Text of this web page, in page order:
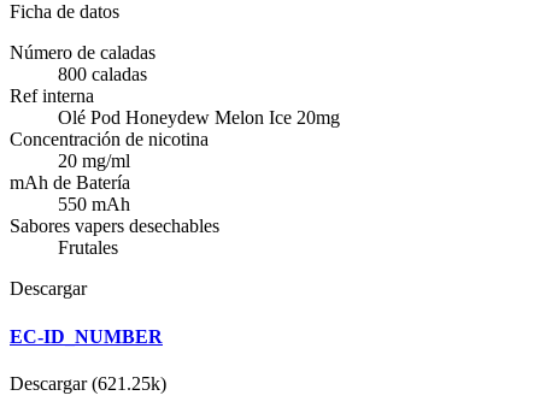
Ficha de datos
Número de caladas
800 caladas
Ref interna
Olé Pod Honeydew Melon Ice 20mg
Concentración de nicotina
20 mg/ml
mAh de Batería
550 mAh
Sabores vapers desechables
Frutales
Descargar
EC-ID_NUMBER
Descargar (621.25k)